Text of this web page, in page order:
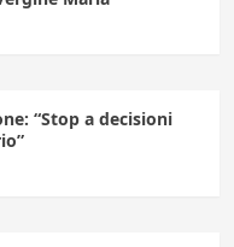
“Stop a decisioni